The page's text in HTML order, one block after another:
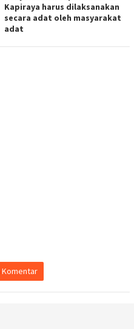
Kapiraya harus dilaksanakan
secara adat oleh masyarakat
adat
Komentar